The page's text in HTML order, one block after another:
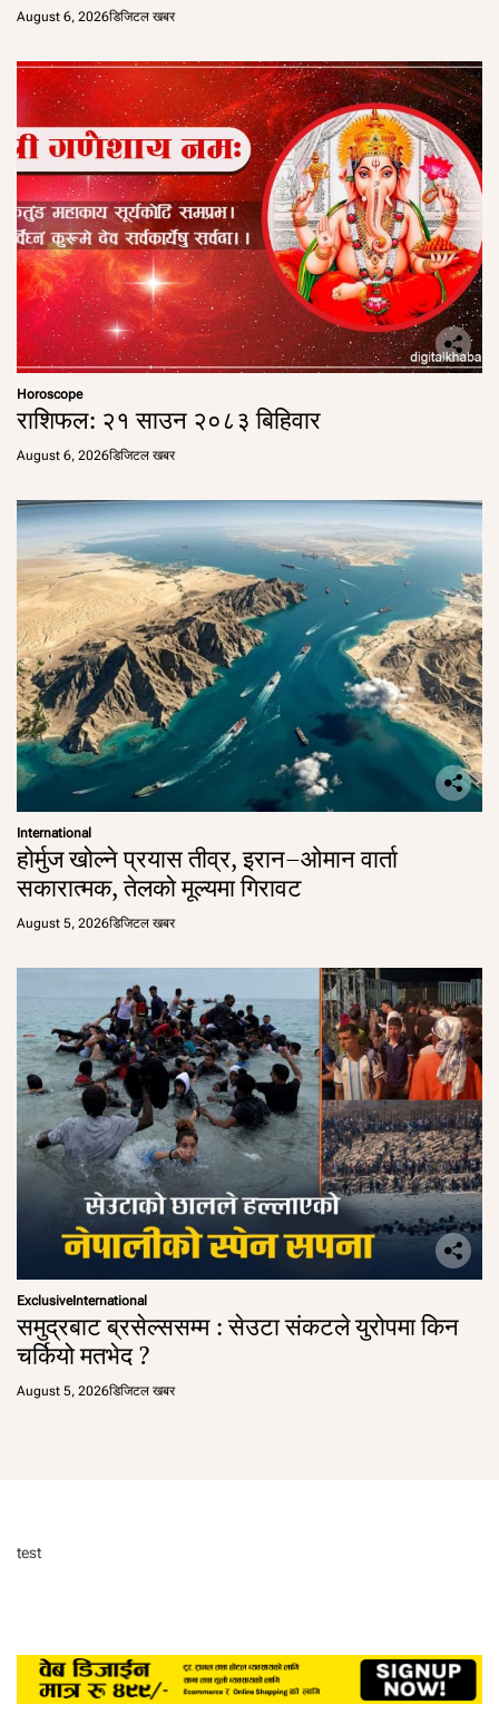
August 6, 2026डिजिटल खबर
Horoscope
राशिफल: २१ साउन २०८३ बिहिवार
August 6, 2026डिजिटल खबर
International
होर्मुज खोल्ने प्रयास तीव्र, इरान–ओमान वार्ता
सकारात्मक, तेलको मूल्यमा गिरावट
August 5, 2026डिजिटल खबर
ExclusiveInternational
समुद्रबाट ब्रसेल्ससम्म : सेउटा संकटले युरोपमा किन
चर्कियो मतभेद ?
August 5, 2026डिजिटल खबर
test